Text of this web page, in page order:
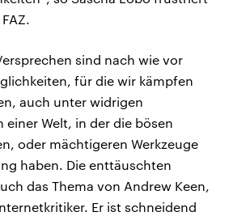
sind nach wie vor
für die wir kämpfen
auch unter widrigen
einer Welt, in der die bösen
oder mächtigeren Werkzeuge
haben. Die enttäuschten
das Thema von Andrew Keen,
Er ist schneidend